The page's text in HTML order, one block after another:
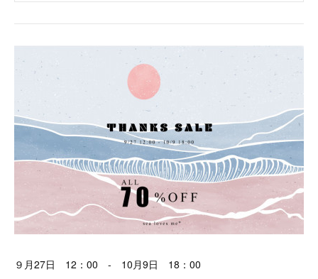
９月27日 12：00 - 10月9日 18：00